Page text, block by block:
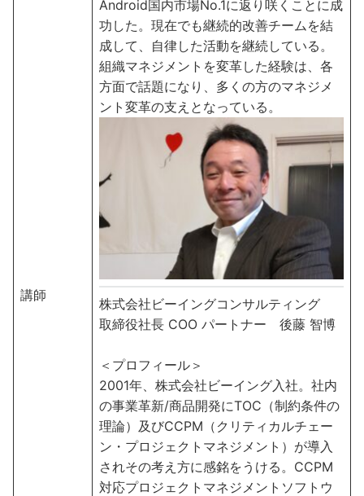
講師
Android国内市場No.1に返り咲くことに成
功した。現在でも継続的改善チームを結
成して、自律した活動を継続している。
組織マネジメントを変革した経験は、各
方面で話題になり、多くの方のマネジメ
ント変革の支えとなっている。
株式会社ビーイングコンサルティング
取締役社長 COO パートナー 後藤 智博
＜プロフィール＞
2001年、株式会社ビーイング入社。社内
の事業革新/商品開発にTOC（制約条件の
理論）及びCCPM（クリティカルチェー
ン・プロジェクトマネジメント）が導入
されその考え方に感銘をうける。CCPM
対応プロジェクトマネジメントソフトウ